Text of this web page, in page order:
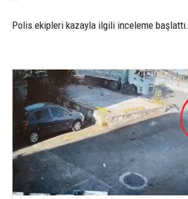
Polis ekipleri kazayla ilgili inceleme başlattı.